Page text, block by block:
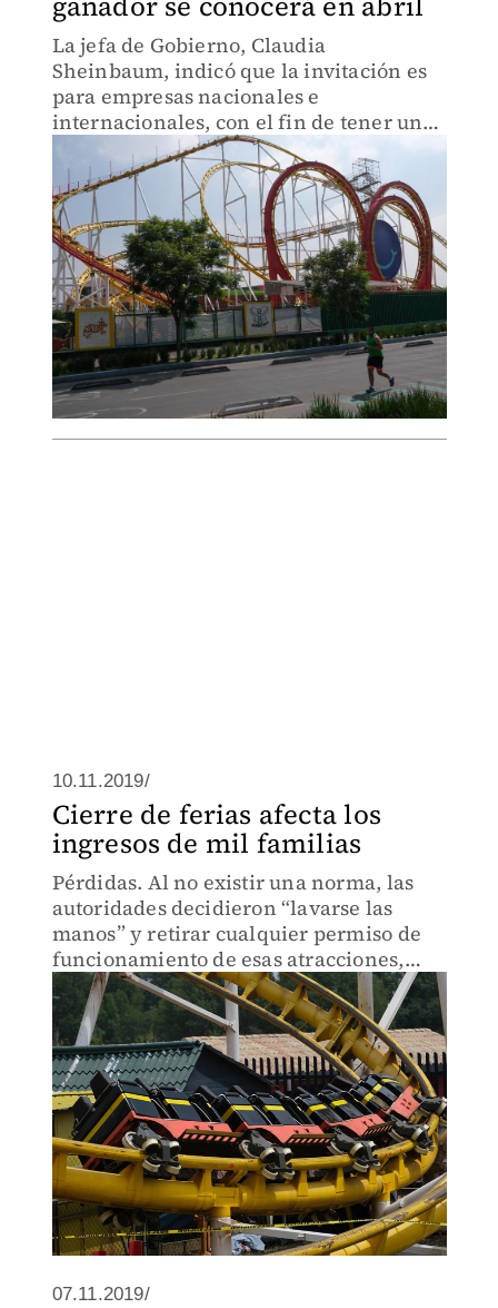
La jefa de Gobierno, Claudia
Sheinbaum, indicó que la invitación es
para empresas nacionales e
internacionales, con el fin de tener un
parque accesible y seguro.
10.11.2019/
Cierre de ferias afecta los
ingresos de mil familias
Pérdidas. Al no existir una norma, las
autoridades decidieron “lavarse las
manos” y retirar cualquier permiso de
funcionamiento de esas atracciones,
acusan dueños.
07.11.2019/